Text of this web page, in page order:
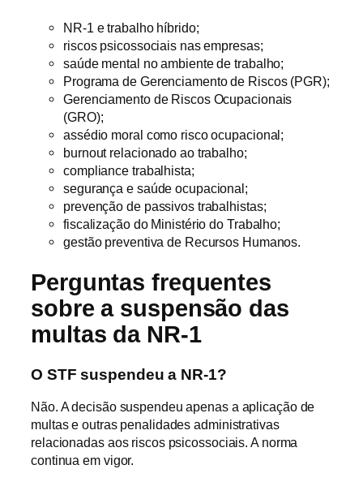
NR-1 e trabalho híbrido;
riscos psicossociais nas empresas;
saúde mental no ambiente de trabalho;
Programa de Gerenciamento de Riscos (PGR);
Gerenciamento de Riscos Ocupacionais
(GRO);
assédio moral como risco ocupacional;
burnout relacionado ao trabalho;
compliance trabalhista;
segurança e saúde ocupacional;
prevenção de passivos trabalhistas;
fiscalização do Ministério do Trabalho;
gestão preventiva de Recursos Humanos.
Perguntas frequentes
sobre a suspensão das
multas da NR-1
O STF suspendeu a NR-1?
Não. A decisão suspendeu apenas a aplicação de
multas e outras penalidades administrativas
relacionadas aos riscos psicossociais. A norma
continua em vigor.